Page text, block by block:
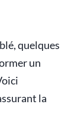
quelques
un
la